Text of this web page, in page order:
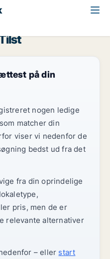
på din
nogen ledige
matcher din
viser vi nedenfor de
bedst ud fra det
fra din oprindelige
pris, men de er
relevante alternativer
– eller start